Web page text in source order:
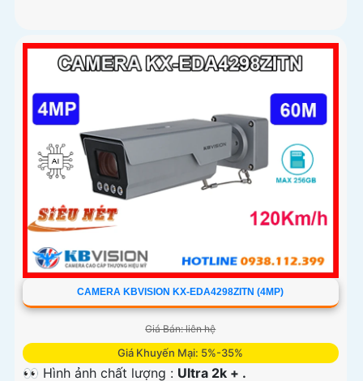
CAMERA KBVISION KX-EDA4298ZITN (4MP)
Giá Bán: liên hệ
Giá Khuyến Mại: 5%-35%
👀 Hình ảnh chất lượng : Ultra 2k + .